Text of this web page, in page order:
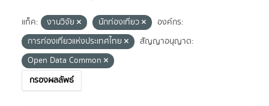
แท็ค: งานวิจัย นักท่องเที่ยว
องค์กร:
การท่องเที่ยวแห่งประเทศไทย
สัญญาอนุญาต:
Open Data Common
กรองผลลัพธ์